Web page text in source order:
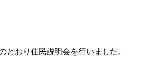
とおり住民説明会を行いました。